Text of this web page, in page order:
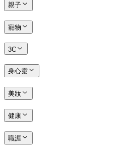
親子
寵物
3C
身心靈
美妝
健康
職涯